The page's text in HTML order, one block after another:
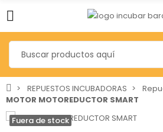
REPUESTOS INCUBADORAS
MOTOR MOTOREDUCTOR SMART
Fuera de stock